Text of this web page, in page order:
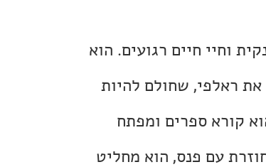
וחיי חיים רגועים. הוא
ראלפי, שחולם להיות
קורא ספרים ומפתח
עם פנס, הוא מחליט